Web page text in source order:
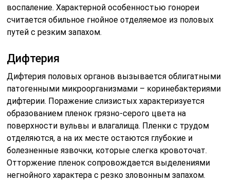
воспаление. Характерной особенностью гонореи
считается обильное гнойное отделяемое из половых
путей с резким запахом.
Дифтерия
Дифтерия половых органов вызывается облигатными
патогенными микроорганизмами – коринебактериями
дифтерии. Поражение слизистых характеризуется
образованием пленок грязно-серого цвета на
поверхности вульвы и влагалища. Пленки с трудом
отделяются, а на их месте остаются глубокие и
болезненные язвочки, которые слегка кровоточат.
Отторжение пленок сопровождается выделениями
негнойного характера с резко зловонным запахом.